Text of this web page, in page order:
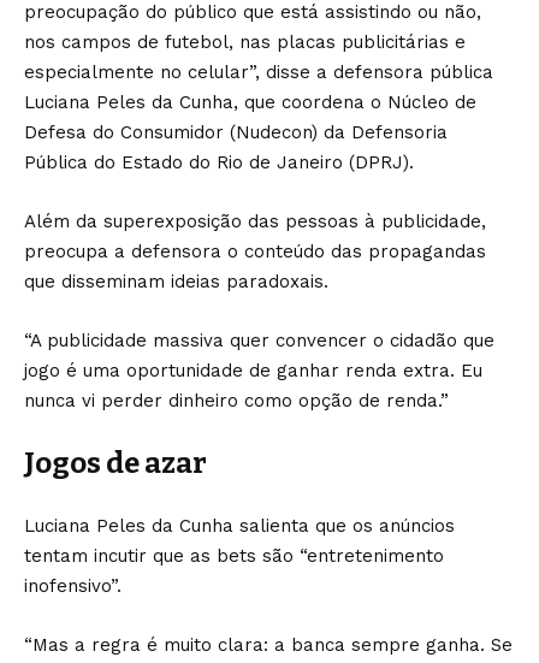
preocupação do público que está assistindo ou não,
nos campos de futebol, nas placas publicitárias e
especialmente no celular”, disse a defensora pública
Luciana Peles da Cunha, que coordena o Núcleo de
Defesa do Consumidor (Nudecon) da Defensoria
Pública do Estado do Rio de Janeiro (DPRJ).
Além da superexposição das pessoas à publicidade,
preocupa a defensora o conteúdo das propagandas
que disseminam ideias paradoxais.
“A publicidade massiva quer convencer o cidadão que
jogo é uma oportunidade de ganhar renda extra. Eu
nunca vi perder dinheiro como opção de renda.”
Jogos de azar
Luciana Peles da Cunha salienta que os anúncios
tentam incutir que as bets são “entretenimento
inofensivo”.
“Mas a regra é muito clara: a banca sempre ganha. Se